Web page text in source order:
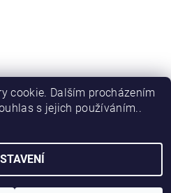
všechna práva vyhrazena
cookie. Dalším procházením
s jejich používáním..